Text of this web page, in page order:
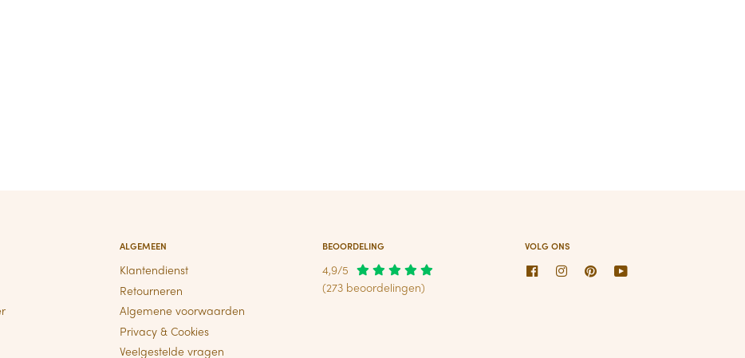
ALGEMEEN
Klantendienst
Retourneren
Algemene voorwaarden
Privacy & Cookies
Veelgestelde vragen
BEOORDELING
4,9/5
(273 beoordelingen)
VOLG ONS
FacebookInstagram
Pinterest